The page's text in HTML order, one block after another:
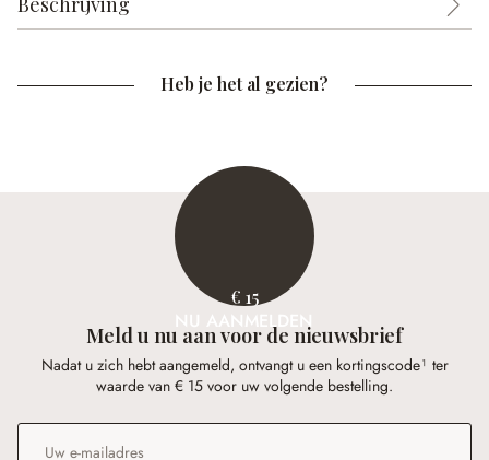
Heb je het al gezien?
€ 15
NU AANMELDEN
Meld u nu aan voor de nieuwsbrief
Nadat u zich hebt aangemeld, ontvangt u een kortingscode¹ ter
waarde van € 15 voor uw volgende bestelling.
E-mailadres